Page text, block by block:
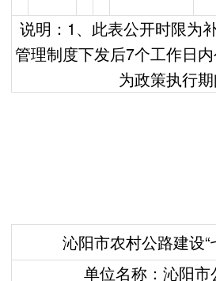
说明：1、此表公开时限为
管理制度下发后7个工作日
为政策执行期
沁阳市农村公路建设
单位名称：沁阳